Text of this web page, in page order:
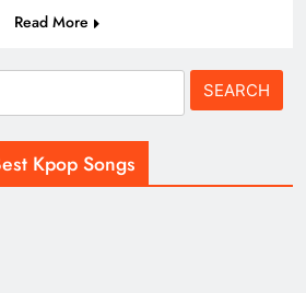
Read More
Kpop Songs